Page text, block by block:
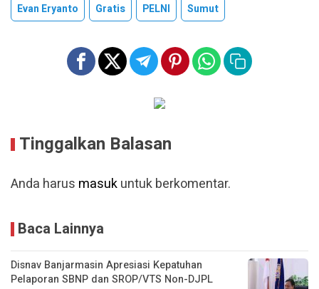
Evan Eryanto Gratis PELNI Sumut
Tinggalkan Balasan
Anda harus masukuntuk berkomentar.
Baca Lainnya
Disnav Banjarmasin Apresiasi Kepatuhan
Pelaporan SBNP dan SROP/VTS Non-DJPL